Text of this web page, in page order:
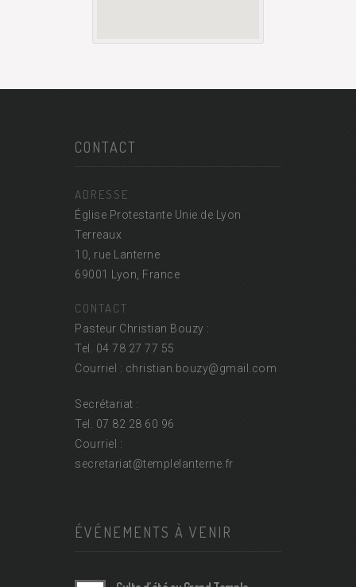
CONTACT
ADRESSE
Église Protestante Unie de Lyon
Terreaux
10, rue Lanterne
69001 Lyon, France
CONTACT
Pasteur Christian Bouzy :
Tel. 04 78 27 77 55
Courriel : christian.bouzy@gmail.com
Secrétariat :
Tel. 07 82 28 60 96
Courriel :
secretariat@templelanterne.fr
ÉVÉNEMENTS À VENIR